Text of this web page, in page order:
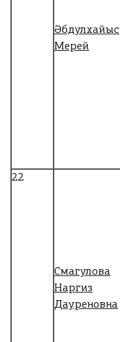
Әбдулхайыс
Мерей
22
Смагулова
Наргиз
Дауреновна